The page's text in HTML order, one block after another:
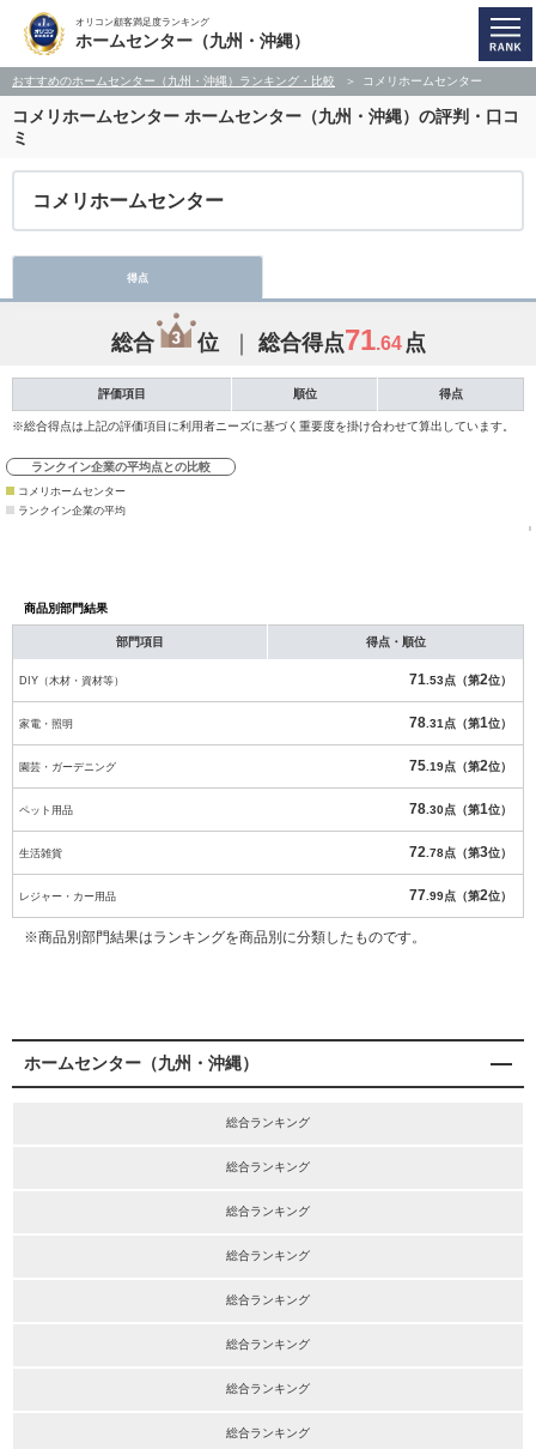
オリコン顧客満足度ランキング
ホームセンター（九州・沖縄）
おすすめのホームセンター（九州・沖縄）ランキング・比較 コメリホームセンター
コメリホームセンター ホームセンター（九州・沖縄）の評判・口コ
ミ
コメリホームセンター
得点
総合 位 総合得点71.64 点
評価項目 順位 得点
※総合得点は上記の評価項目に利用者ニーズに基づく重要度を掛け合わせて算出しています。
ランクイン企業の平均点との比較
コメリホームセンター
ランクイン企業の平均
商品別部門結果
部門項目 得点・順位
DIY（木材・資材等） 71 .53点（第2位）
家電・照明 78 .31点（第1位）
園芸・ガーデニング 75 .19点（第2位）
ペット用品 78 .30点（第1位）
生活雑貨 72 .78点（第3位）
レジャー・カー用品 77 .99点（第2位）
※商品別部門結果はランキングを商品別に分類したものです。
ホームセンター（九州・沖縄）
総合ランキング
総合ランキング
総合ランキング
総合ランキング
総合ランキング
総合ランキング
総合ランキング
総合ランキング